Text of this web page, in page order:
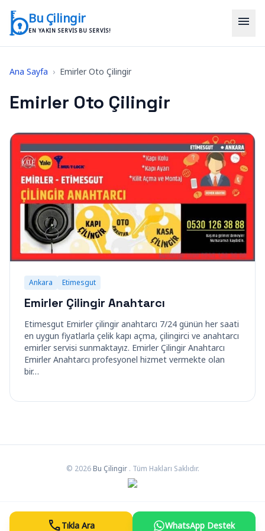
Bu Çilingir
EN YAKIN SERVIS BU SERVIS!
menu
Ana Sayfa › Emirler Oto Çilingir
Emirler Oto Çilingir
Ankara Etimesgut
Emirler Çilingir Anahtarcı
Etimesgut Emirler çilingir anahtarcı 7/24 günün her saati
en uygun fiyatlarla çelik kapı açma, çilingirci ve anahtarcı
emirler servisi sunmaktayız. Emirler Çilingir Anahtarcı
Emirler Anahtarcı profesyonel hizmet vermekte olan
bir…
© 2026 Bu Çilingir . Tüm Hakları Saklıdır.
callTıkla Ara WhatsApp Destek